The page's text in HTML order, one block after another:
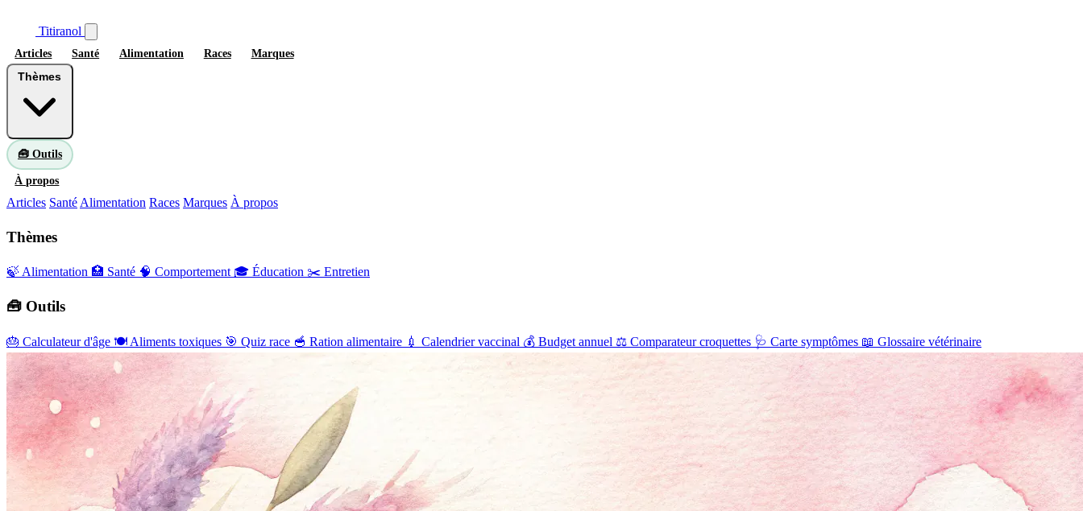
Titiranol
Articles Santé Alimentation Races Marques
🧰 Outils
À propos
Articles Santé Alimentation Races Marques À propos
Thèmes
🍃 Alimentation 🏥 Santé 🧠 Comportement 🎓 Éducation ✂️ Entretien
🧰 Outils
🎂 Calculateur d'âge 🍽️ Aliments toxiques 🎯 Quiz race 🥣 Ration alimentaire 💉 Calendrier vaccinal 💰 Budget annuel ⚖️ Comparateur croquettes 🩺 Carte symptômes 📖 Glossaire vétérinaire